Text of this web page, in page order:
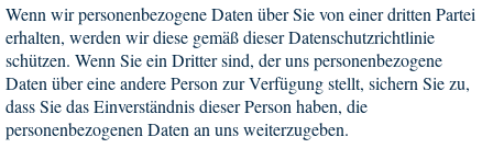
Wenn wir personenbezogene Daten über Sie von einer dritten Partei
erhalten, werden wir diese gemäß dieser Datenschutzrichtlinie
schützen. Wenn Sie ein Dritter sind, der uns personenbezogene
Daten über eine andere Person zur Verfügung stellt, sichern Sie zu,
dass Sie das Einverständnis dieser Person haben, die
personenbezogenen Daten an uns weiterzugeben.